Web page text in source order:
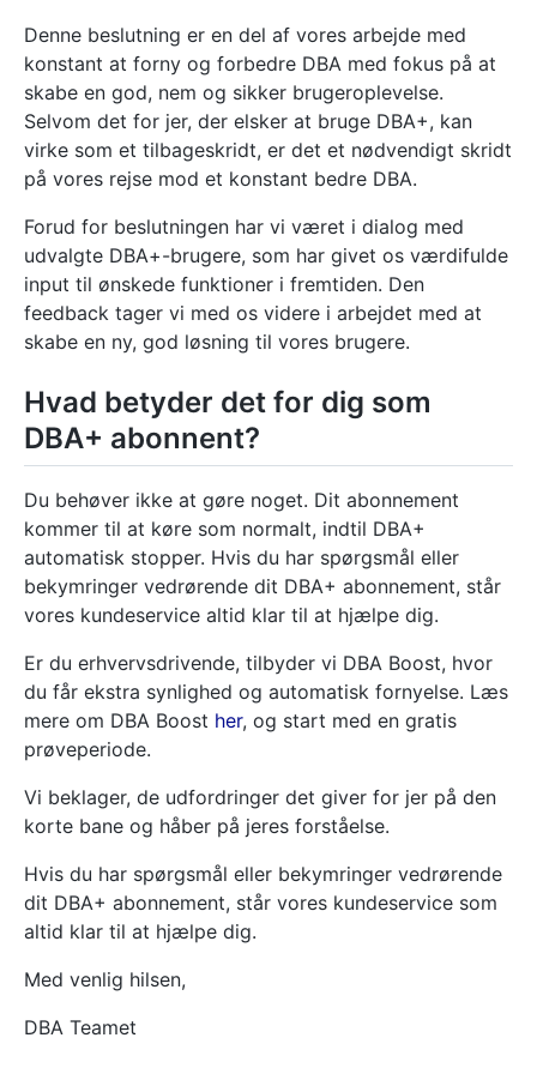
Denne beslutning er en del af vores arbejde med
konstant at forny og forbedre DBA med fokus på at
skabe en god, nem og sikker brugeroplevelse.
Selvom det for jer, der elsker at bruge DBA+, kan
virke som et tilbageskridt, er det et nødvendigt skridt
på vores rejse mod et konstant bedre DBA.
Forud for beslutningen har vi været i dialog med
udvalgte DBA+-brugere, som har givet os værdifulde
input til ønskede funktioner i fremtiden. Den
feedback tager vi med os videre i arbejdet med at
skabe en ny, god løsning til vores brugere.
Hvad betyder det for dig som
DBA+ abonnent?
Du behøver ikke at gøre noget. Dit abonnement
kommer til at køre som normalt, indtil DBA+
automatisk stopper. Hvis du har spørgsmål eller
bekymringer vedrørende dit DBA+ abonnement, står
vores kundeservice altid klar til at hjælpe dig.
Er du erhvervsdrivende, tilbyder vi DBA Boost, hvor
du får ekstra synlighed og automatisk fornyelse. Læs
mere om DBA Boost her, og start med en gratis
prøveperiode.
Vi beklager, de udfordringer det giver for jer på den
korte bane og håber på jeres forståelse.
Hvis du har spørgsmål eller bekymringer vedrørende
dit DBA+ abonnement, står vores kundeservice som
altid klar til at hjælpe dig.
Med venlig hilsen,
DBA Teamet